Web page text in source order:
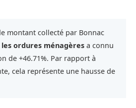
montant collecté par Bonnac
ordures ménagères a connu
de +46.71%. Par rapport à
cela représente une hausse de